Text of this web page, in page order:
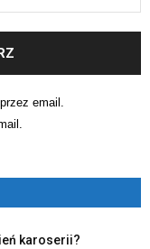
email.
karoserii?